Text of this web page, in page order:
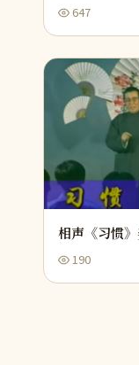
647
相声《习惯
190